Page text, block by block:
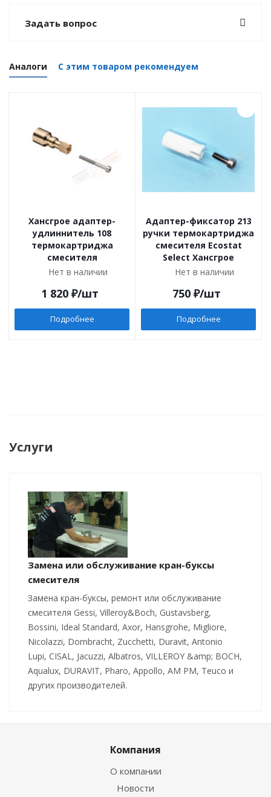
Задать вопрос
Аналоги С этим товаром рекомендуем
Хансгрое адаптер-
удлиннитель 108
термокартриджа
смесителя
Нет в наличии
1 820 ₽/шт
Подробнее
Адаптер-фиксатор 213
ручки термокартриджа
смесителя Ecostat
Select Хансгрое
Нет в наличии
750₽/шт
Подробнее
Услуги
Замена или обслуживание кран-буксы
смесителя
Замена кран-буксы, ремонт или обслуживание
смесителя Gessi, Villeroy&Boch, Gustavsberg,
Bossini, Ideal Standard, Axor, Hansgrohe, Migliore,
Nicolazzi, Dornbracht, Zucchetti, Duravit, Antonio
Lupi, CISAL, Jacuzzi, Albatros, VILLEROY &amp; BOCH,
Aqualux, DURAVIT, Pharo, Appollo, AM PM, Teuco и
других производителей.
Компания
О компании
Новости